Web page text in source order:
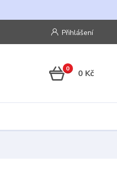
Přihlášení
0 0 Kč